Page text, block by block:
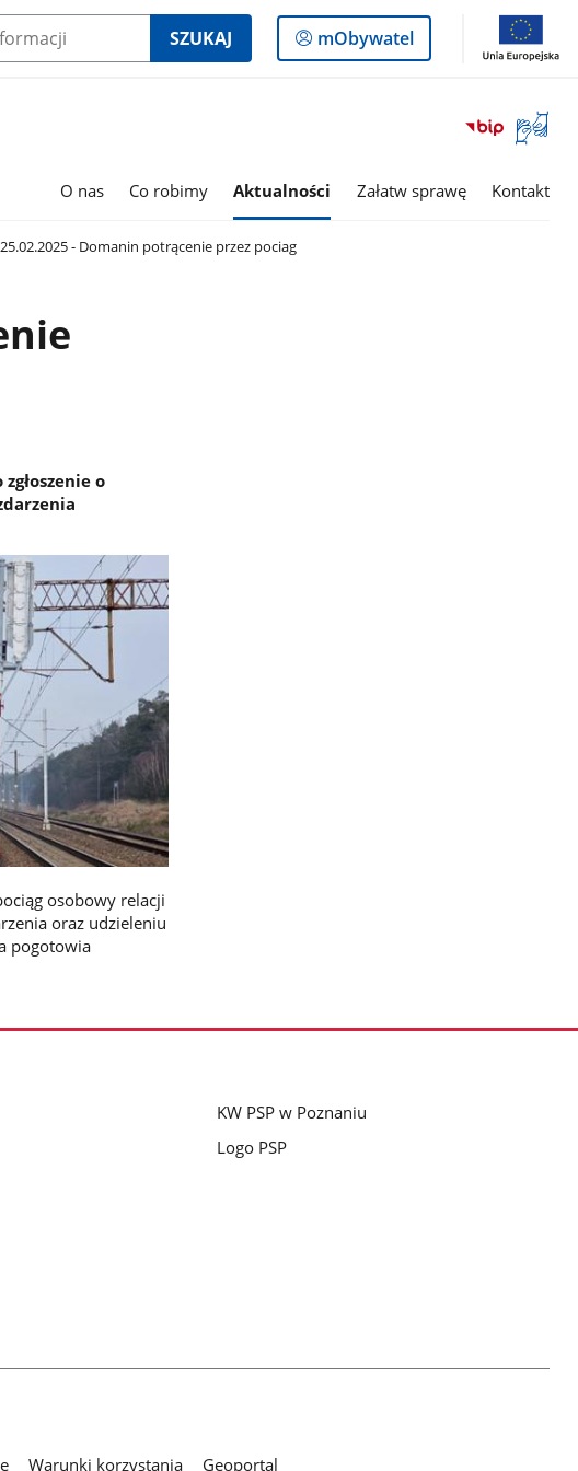
SZUKAJ
Logowanie
do
mObywatel
Otwórz
okno
O nas Co robimy Aktualności Załatw sprawę Kontakt
25.02.2025 - Domanin potrącenie przez pociag
o
osobowy relacji
oraz udzieleniu
pogotowia
KW PSP w Poznaniu
Logo PSP
Warunki korzystania Geoportal